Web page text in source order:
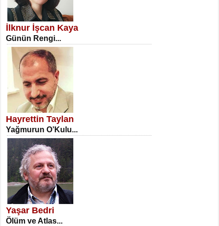
SATILMIŞ ÜMİT ÇETİNKAYA
Erkenlik...
NECLA DİLEK ARSLAN
Öğretmenler Günü Mahkemesi...
İSA KARATEPE
Ekranlar Arasında Kaybolan İnsan...
İlknur İşcan Kaya
Günün Rengi...
Hayrettin Taylan
Yağmurun O’Kulu...
Yaşar Bedri
Ölüm ve Atlas...